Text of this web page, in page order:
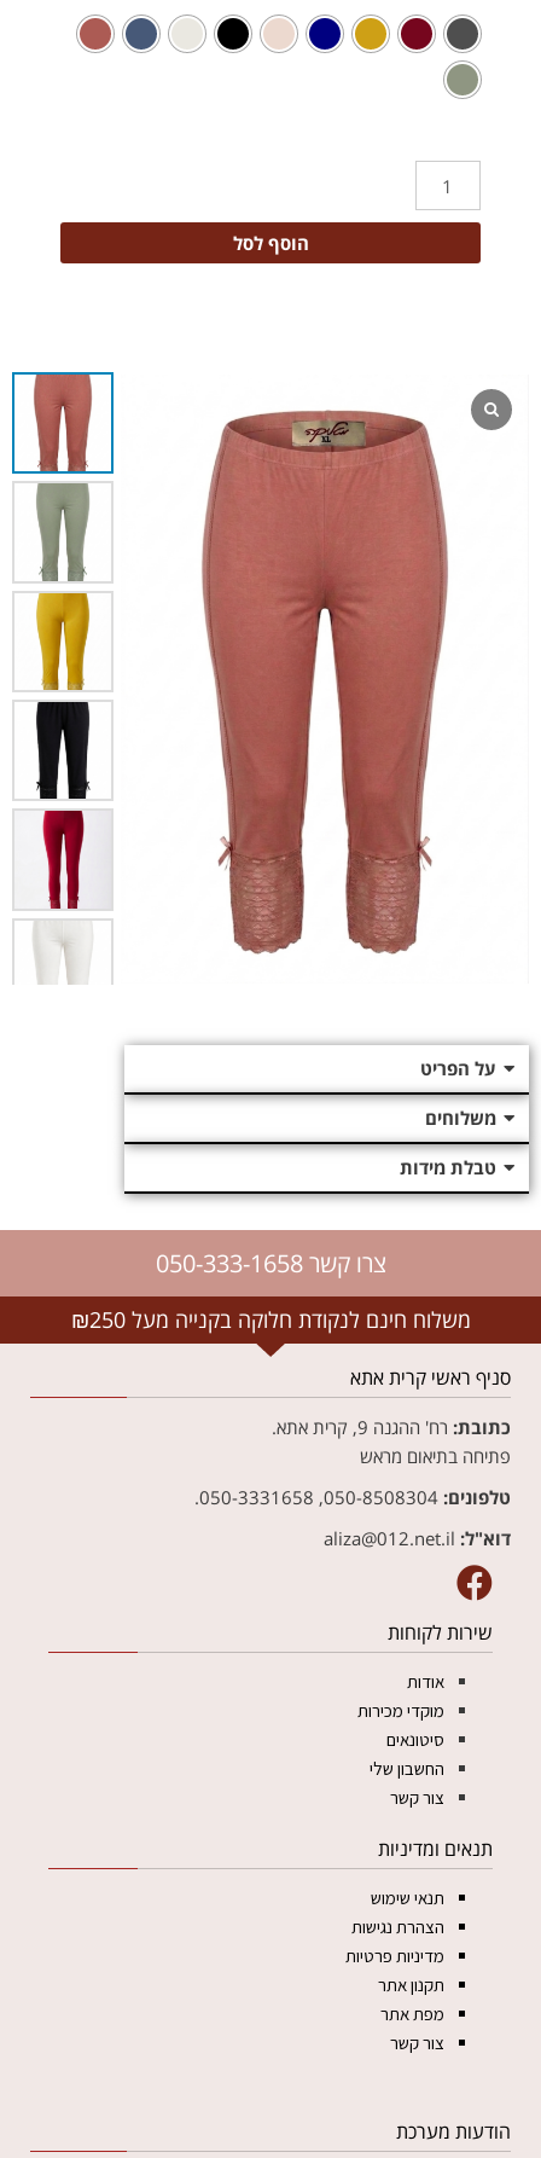
הוסף לסל
על הפריט
משלוחים
טבלת מידות
צרו קשר 050-333-1658
משלוח חינם לנקודת חלוקה בקנייה מעל ₪250
סניף ראשי קרית אתא
כתובת: רח' ההגנה 9, קרית אתא.
פתיחה בתיאום מראש
טלפונים:
דוא"ל:
שירות לקוחות
אודות
מוקדי מכירות
סיטונאים
החשבון שלי
צור קשר
תנאים ומדיניות
תנאי שימוש
הצהרת נגישות
מדיניות פרטיות
תקנון אתר
מפת אתר
צור קשר
הודעות מערכת